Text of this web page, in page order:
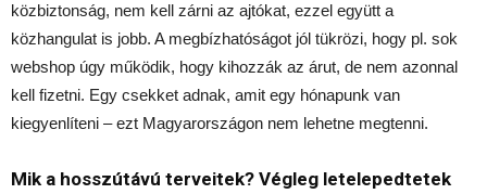
közbiztonság, nem kell zárni az ajtókat, ezzel együtt a
közhangulat is jobb. A megbízhatóságot jól tükrözi, hogy pl. sok
webshop úgy működik, hogy kihozzák az árut, de nem azonnal
kell fizetni. Egy csekket adnak, amit egy hónapunk van
kiegyenlíteni – ezt Magyarországon nem lehetne megtenni.
Mik a hosszútávú terveitek? Végleg letelepedtetek